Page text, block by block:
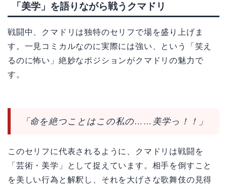
「美学」を語りながら戦うクマドリ
戦闘中、クマドリは独特のセリフで場を盛り上げま
す。一見コミカルなのに実際には強い、という「笑え
るのに怖い」絶妙なポジションがクマドリの魅力で
す。
「命を絶つことはこの私の……美学っ！！」
このセリフに代表されるように、クマドリは戦闘を
「芸術・美学」として捉えています。相手を倒すこと
を美しい行為と解釈し、それを大げさな歌舞伎の見得